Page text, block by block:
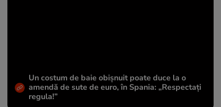
Un costum de baie obișnuit poate duce la o
amendă de sute de euro, în Spania: „Respectați
regula!”